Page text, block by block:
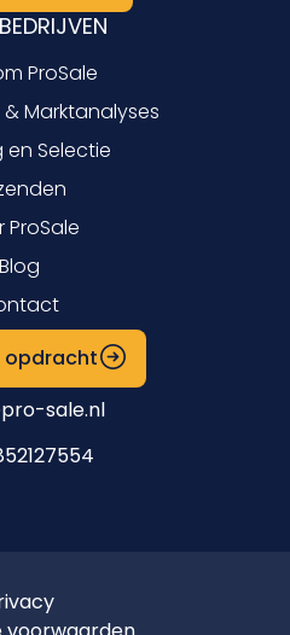
ProSale
Marktanalyses
en Selectie
ProSale
Blog
opdracht
sale.nl